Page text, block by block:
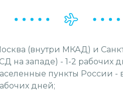
(внутри МКАД) и
на западе) - 1-2 рабочих
пункты России -
дней;